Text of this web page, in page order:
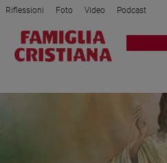
Attualità
Riflessioni Foto Video Podcast
Privacy Policy Chi siamo
Registrati Redazione